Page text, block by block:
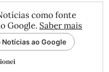
como fonte
Google. Saber mais
ao Google